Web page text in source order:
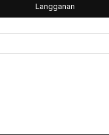
Langganan